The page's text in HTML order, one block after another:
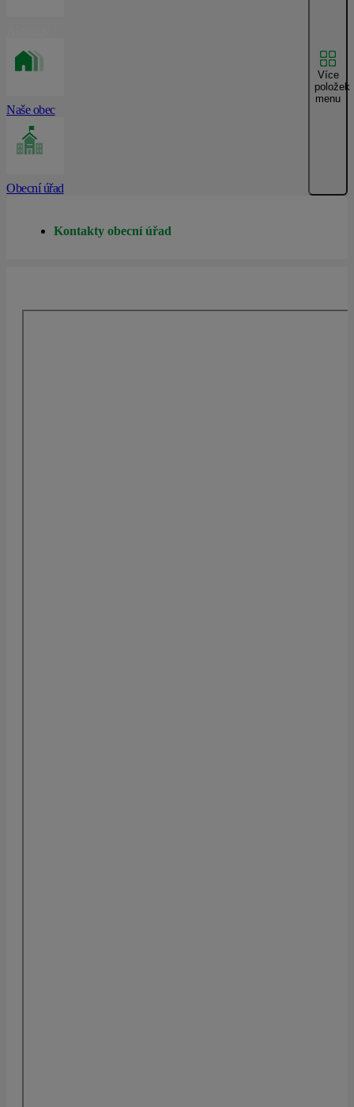
Naše obec
Obecní úřad
Více
položek
menu
Kontakty obecní úřad